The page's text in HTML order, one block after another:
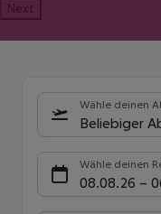
Next
Wähle deinen
Beliebiger
Wähle deinen
08.08.26 –